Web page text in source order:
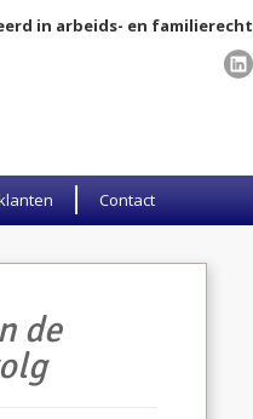
in arbeids- en familierecht
Contact
de